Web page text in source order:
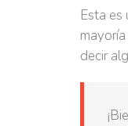
Esta
decir